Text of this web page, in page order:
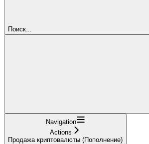
Поиск...
Navigation
Actions
Продажа криптовалюты (Пополнение)